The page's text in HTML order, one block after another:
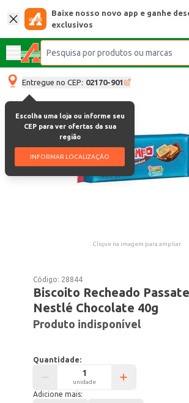
Baixe nosso novo app e ganhe
exclusivos
Entregue no CEP: 02170-901
Escolha uma loja ou informe seu
CEP para ver ofertas da sua
região
INFORMAR LOCALIZAÇÃO
Clique na imagem para ampliar.
Código: 28844
Biscoito Recheado
Nestlé Chocolate 40g
Produto indisponível
Quantidade:
unidade
Adicione mais: